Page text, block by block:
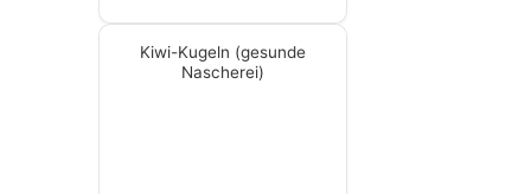
Kiwi-Kugeln (gesunde
Nascherei)